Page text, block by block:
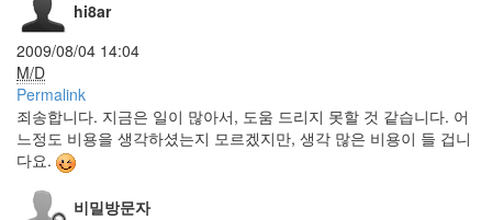
hi8ar
2009/08/04 14:04
M/D
Permalink
죄송합니다. 지금은 일이 많아서, 도움 드리지 못할 것 같습니다. 어
느정도 비용을 생각하셨는지 모르겠지만, 생각 많은 비용이 들 겁니
다요.
비밀방문자
국
화
이
트
보
드
Wentworth